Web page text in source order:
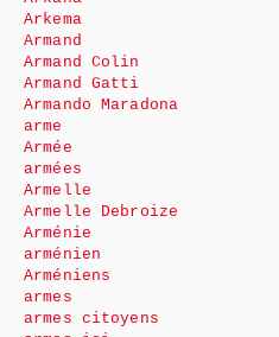
Arkema
Armand
Armand Colin
Armand Gatti
Armando Maradona
arme
Armée
armées
Armelle
Armelle Debroize
Arménie
arménien
Arméniens
armes
armes citoyens